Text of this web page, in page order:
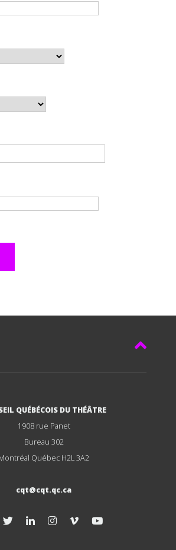
QUÉBÉCOIS DU THÉÂTRE
1908 rue Panet
Bureau 302
Québec H2L 3A2
cqt@cqt.qc.ca